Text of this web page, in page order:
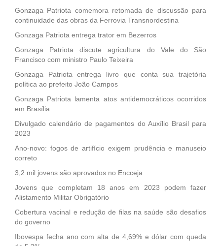
Gonzaga Patriota comemora retomada de discussão para
continuidade das obras da Ferrovia Transnordestina
Gonzaga Patriota entrega trator em Bezerros
Gonzaga Patriota discute agricultura do Vale do São
Francisco com ministro Paulo Teixeira
Gonzaga Patriota entrega livro que conta sua trajetória
política ao prefeito João Campos
Gonzaga Patriota lamenta atos antidemocráticos ocorridos
em Brasília
Divulgado calendário de pagamentos do Auxílio Brasil para
2023
Ano-novo: fogos de artifício exigem prudência e manuseio
correto
3,2 mil jovens são aprovados no Encceja
Jovens que completam 18 anos em 2023 podem fazer
Alistamento Militar Obrigatório
Cobertura vacinal e redução de filas na saúde são desafios
do governo
Ibovespa fecha ano com alta de 4,69% e dólar com queda